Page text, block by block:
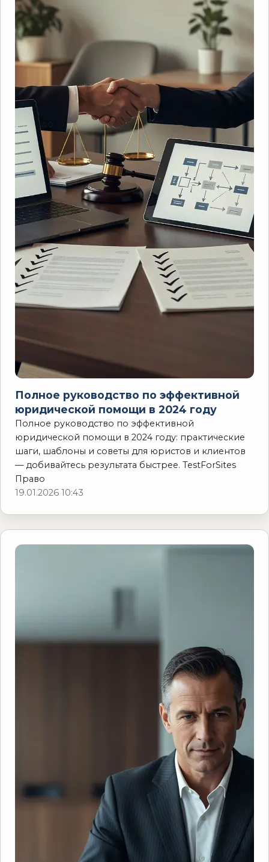
Полное руководство по эффективной
юридической помощи в 2024 году
Полное руководство по эффективной
юридической помощи в 2024 году: практические
шаги, шаблоны и советы для юристов и клиентов
— добивайтесь результата быстрее. TestForSites
Право
19.01.2026 10:43